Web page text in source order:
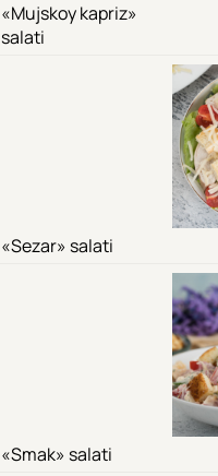
«Mujskoy kapriz»
salati
«Sezar» salati
«Smak» salati